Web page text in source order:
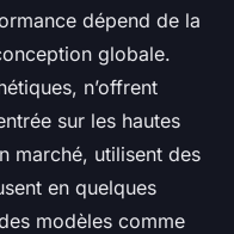
dépend de la
globale.
n’offrent
sur les hautes
marché, utilisent des
en quelques
modèles comme